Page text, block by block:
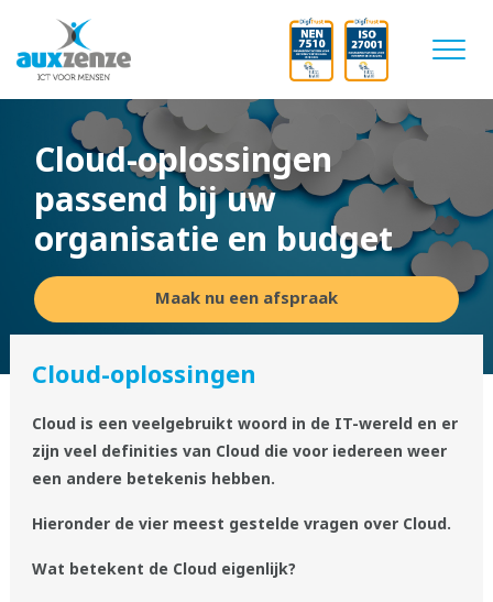
Cloud-oplossingen
passend bij uw
organisatie en budget
Maak nu een afspraak
Cloud-oplossingen
Cloud is een veelgebruikt woord in de IT-wereld en er
zijn veel definities van Cloud die voor iedereen weer
een andere betekenis hebben.
Hieronder de vier meest gestelde vragen over Cloud.
Wat betekent de Cloud eigenlijk?